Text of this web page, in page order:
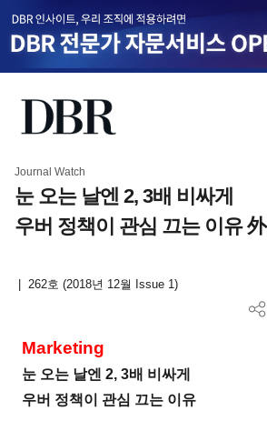
Journal Watch
눈 오는 날엔 2, 3배 비싸게
우버 정책이 관심 끄는 이유 外
262호 (2018년 12월 Issue 1)
Marketing
눈 오는 날엔 2, 3배 비싸게
우버 정책이 관심 끄는 이유